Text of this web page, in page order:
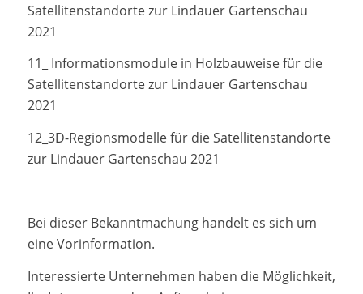
Satellitenstandorte zur Lindauer Gartenschau
2021
11_ Informationsmodule in Holzbauweise für die
Satellitenstandorte zur Lindauer Gartenschau
2021
12_3D-Regionsmodelle für die Satellitenstandorte
zur Lindauer Gartenschau 2021
Bei dieser Bekanntmachung handelt es sich um
eine Vorinformation.
Interessierte Unternehmen haben die Möglichkeit,